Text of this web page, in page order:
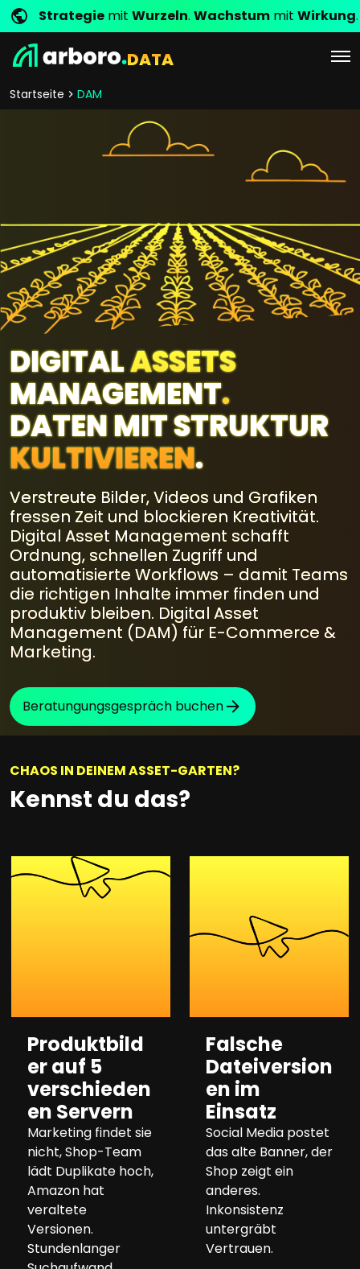
Strategie mit Wurzeln. Wachstum mit Wirkung.
DATA
Startseite DAM
DIGITALASSETS
MANAGEMENT.
DATEN MIT STRUKTUR
KULTIVIEREN.
Verstreute Bilder, Videos und Grafiken
fressen Zeit und blockieren Kreativität.
Digital Asset Management schafft
Ordnung, schnellen Zugriff und
automatisierte Workflows – damit Teams
die richtigen Inhalte immer finden und
produktiv bleiben. Digital Asset
Management (DAM) für E-Commerce &
Marketing.
Beratungungsgespräch buchen
CHAOS IN DEINEM ASSET-GARTEN?
Kennst du das?
Produktbild
er auf 5
verschieden
en Servern
Marketing findet sie
nicht, Shop-Team
lädt Duplikate hoch,
Amazon hat
veraltete
Versionen.
Stundenlanger
Falsche
Dateiversion
en im
Einsatz
Social Media postet
das alte Banner, der
Shop zeigt ein
anderes.
Inkonsistenz
untergräbt
Vertrauen.